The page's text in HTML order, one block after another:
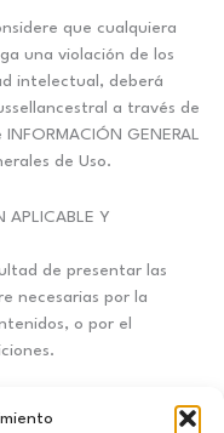
que cualquiera
una violación de los
intelectual, deberá
a través de
GENERAL
de Uso.
APLICABLE Y
de presentar las
necesarias por la
o por el
se regirá por